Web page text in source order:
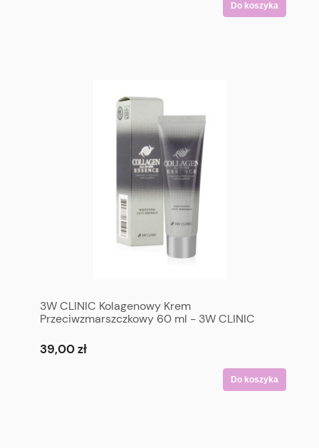
Do koszyka
3W CLINIC Kolagenowy Krem
Przeciwzmarszczkowy 60 ml - 3W CLINIC
39,00 zł
Do koszyka